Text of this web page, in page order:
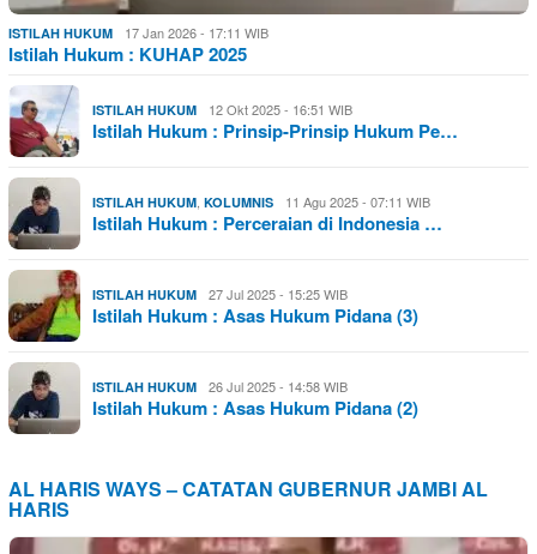
ISTILAH HUKUM 17 Jan 2026 - 17:11 WIB
Istilah Hukum : KUHAP 2025
ISTILAH HUKUM 12 Okt 2025 - 16:51 WIB
Istilah Hukum : Prinsip-Prinsip Hukum Pe…
ISTILAH HUKUM, KOLUMNIS 11 Agu 2025 - 07:11 WIB
Istilah Hukum : Perceraian di Indonesia …
ISTILAH HUKUM 27 Jul 2025 - 15:25 WIB
Istilah Hukum : Asas Hukum Pidana (3)
ISTILAH HUKUM 26 Jul 2025 - 14:58 WIB
Istilah Hukum : Asas Hukum Pidana (2)
AL HARIS WAYS – CATATAN GUBERNUR JAMBI AL
HARIS